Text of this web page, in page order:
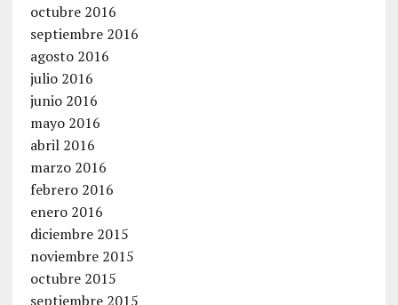
octubre 2016
septiembre 2016
agosto 2016
julio 2016
junio 2016
mayo 2016
abril 2016
marzo 2016
febrero 2016
enero 2016
diciembre 2015
noviembre 2015
octubre 2015
septiembre 2015